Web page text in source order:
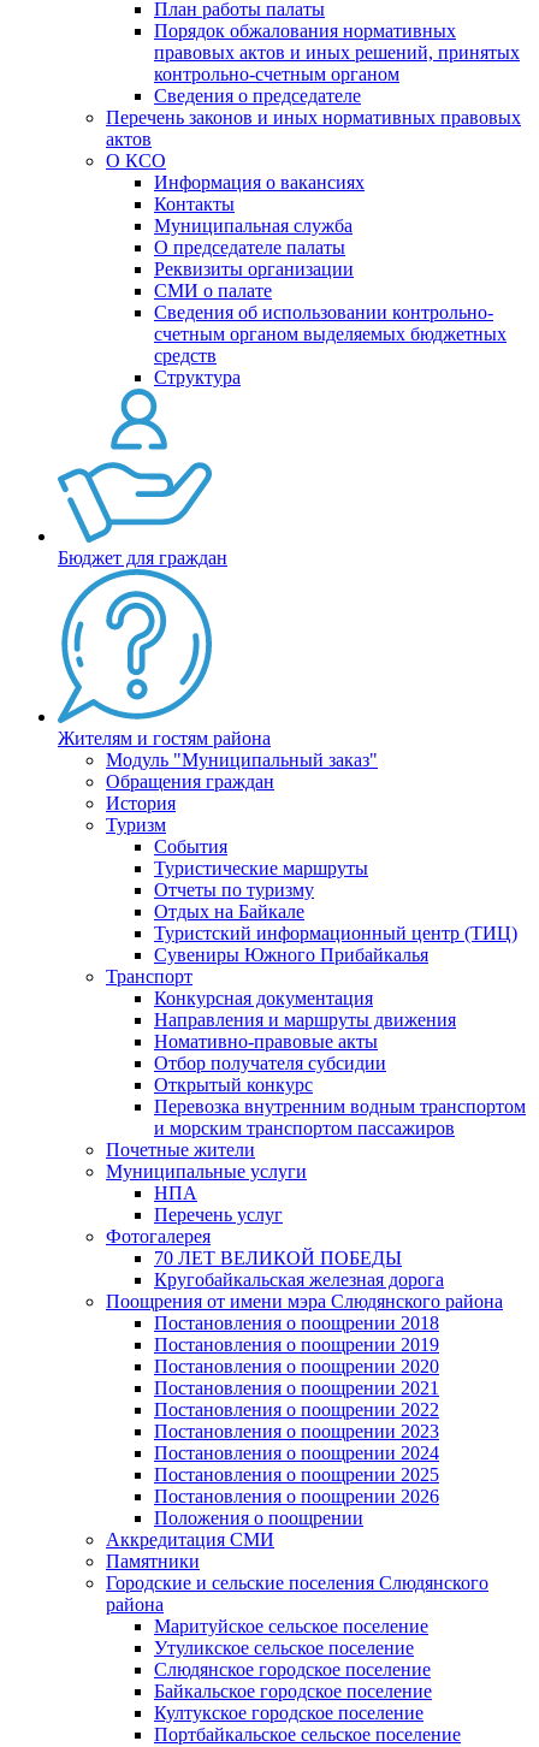
План работы палаты
Порядок обжалования нормативных
правовых актов и иных решений, принятых
контрольно-счетным органом
Сведения о председателе
Перечень законов и иных нормативных правовых
актов
О КСО
Информация о вакансиях
Контакты
Муниципальная служба
О председателе палаты
Реквизиты организации
СМИ о палате
Сведения об использовании контрольно-
счетным органом выделяемых бюджетных
средств
Структура
Бюджет для граждан
Жителям и гостям района
Модуль "Муниципальный заказ"
Обращения граждан
История
Туризм
События
Туристические маршруты
Отчеты по туризму
Отдых на Байкале
Туристский информационный центр (ТИЦ)
Сувениры Южного Прибайкалья
Транспорт
Конкурсная документация
Направления и маршруты движения
Номативно-правовые акты
Отбор получателя субсидии
Открытый конкурс
Перевозка внутренним водным транспортом
и морским транспортом пассажиров
Почетные жители
Муниципальные услуги
НПА
Перечень услуг
Фотогалерея
70 ЛЕТ ВЕЛИКОЙ ПОБЕДЫ
Кругобайкальская железная дорога
Поощрения от имени мэра Слюдянского района
Постановления о поощрении 2018
Постановления о поощрении 2019
Постановления о поощрении 2020
Постановления о поощрении 2021
Постановления о поощрении 2022
Постановления о поощрении 2023
Постановления о поощрении 2024
Постановления о поощрении 2025
Постановления о поощрении 2026
Положения о поощрении
Аккредитация СМИ
Памятники
Городские и сельские поселения Слюдянского
района
Маритуйское сельское поселение
Утуликское сельское поселение
Слюдянское городское поселение
Байкальское городское поселение
Култукское городское поселение
Портбайкальское сельское поселение